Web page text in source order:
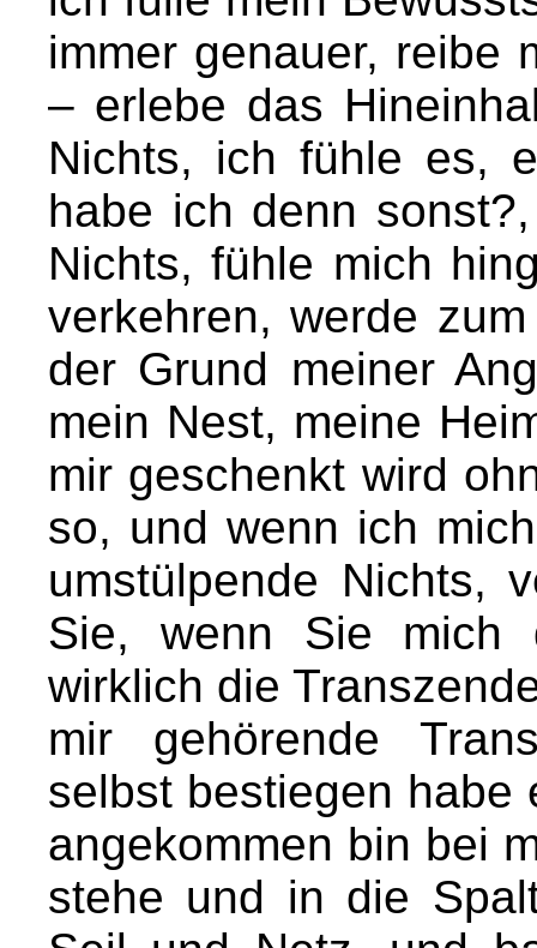
immer genauer, reibe
– erlebe das
Nichts, ich fühle es,
habe ich denn
Nichts, fühle mich
verkehren, werde
der Grund meiner
mein Nest, meine
mir geschenkt wird
so, und wenn ich
umstülpende Nichts,
Sie, wenn Sie mich
wirklich die
mir gehörende
selbst bestiegen habe
angekommen bin bei
stehe und in die